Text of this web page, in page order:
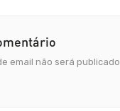
email não será publicado.